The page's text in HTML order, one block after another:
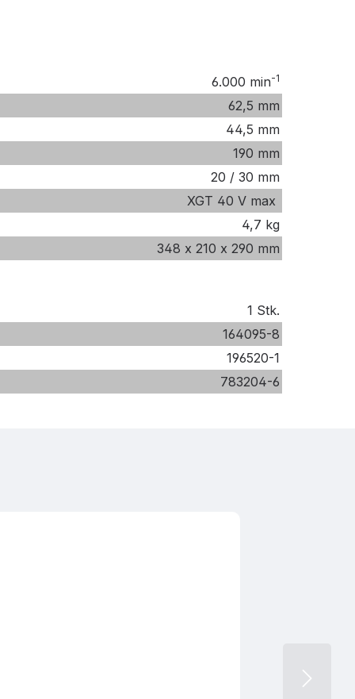
6.000 min-1
62,5 mm
44,5 mm
190 mm
20 / 30 mm
XGT 40 V max
4,7 kg
348 x 210 x 290 mm
1 Stk.
164095-8
196520-1
783204-6